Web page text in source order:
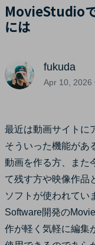
ユーティリティ
概要
企業情報
サポート
プラットフォーム
AI機能
AIヒント
活用法
Filmoraのユーザー層
動画編集のコツ
サポート
サポート
カスタマーサポート
ブランド紹介
購入する
検索
MovieStudio
には
fukuda
Apr 10, 2026
最近は動画サイトに
そういった機能があ
動画を作る方、また
て残す方や映像作品
ソフトが使われてい
Software開発の
作が軽く気軽に編集